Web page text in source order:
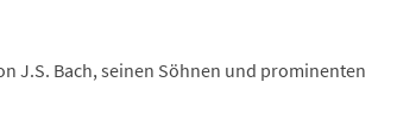
J.S. Bach, seinen Söhnen und prominenten